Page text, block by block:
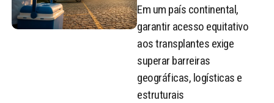
Em um país continental,
garantir acesso equitativo
aos transplantes exige
superar barreiras
geográficas, logísticas e
estruturais